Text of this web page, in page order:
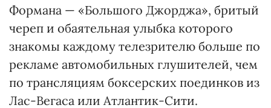
Формана — «Большого Джорджа», бритый
череп и обаятельная улыбка которого
знакомы каждому телезрителю больше по
рекламе автомобильных глушителей, чем
по трансляциям боксерских поединков из
Лас-Вегаса или Атлантик-Сити.